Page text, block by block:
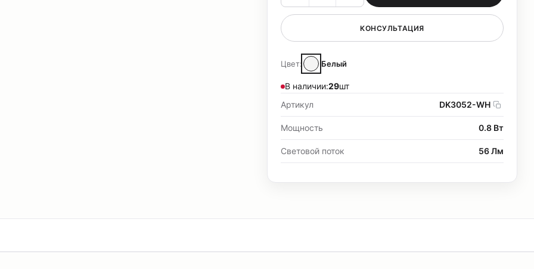
КОНСУЛЬТАЦИЯ
Цвет: Белый
В наличии:29шт
Артикул
DK3052-WH
Мощность 0.8 Вт
Световой поток 56 Лм